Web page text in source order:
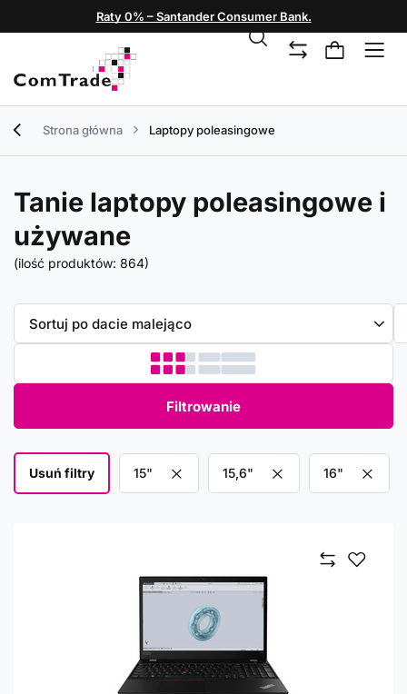
Raty 0% – Santander Consumer Bank.
Strona główna Laptopy poleasingowe
Tanie laptopy poleasingowe i
używane
(ilość produktów: 864)
Zmień sortowanie
Sortuj po dacie malejąco
Filtrowanie
Usuń filtry Usuń filtr
15" Usuń filtr
15,6" Usuń filtr
16"